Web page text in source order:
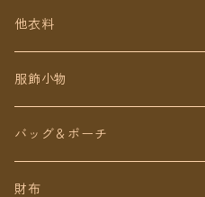
定番無地タイパンツ
チェトオリジナル
ロング丈
ミディアム丈
他衣料
トップス
ワンピース
パンツ
服飾小物
バッグ＆ポーチ
財布